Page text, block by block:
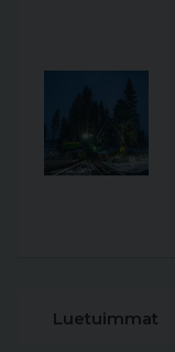
Luetuimmat